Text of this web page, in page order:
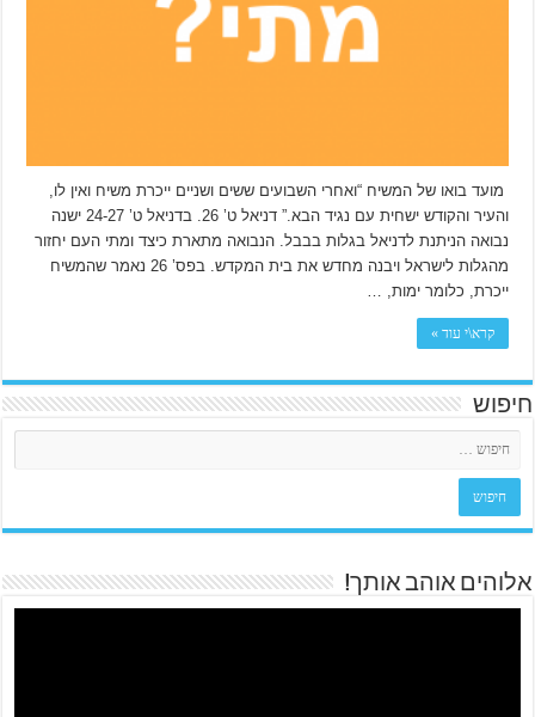
מועד בואו של המשיח “ואחרי השבועים ששים ושניים ייכרת משיח ואין לו,
והעיר והקודש ישחית עם נגיד הבא.” דניאל ט’ 26. בדניאל ט’ 24-27 ישנה
נבואה הניתנת לדניאל בגלות בבבל. הנבואה מתארת כיצד ומתי העם יחזור
מהגלות לישראל ויבנה מחדש את בית המקדש. בפס’ 26 נאמר שהמשיח
ייכרת, כלומר ימות, …
קרא\י עוד »
חיפוש
אלוהים אוהב אותך!